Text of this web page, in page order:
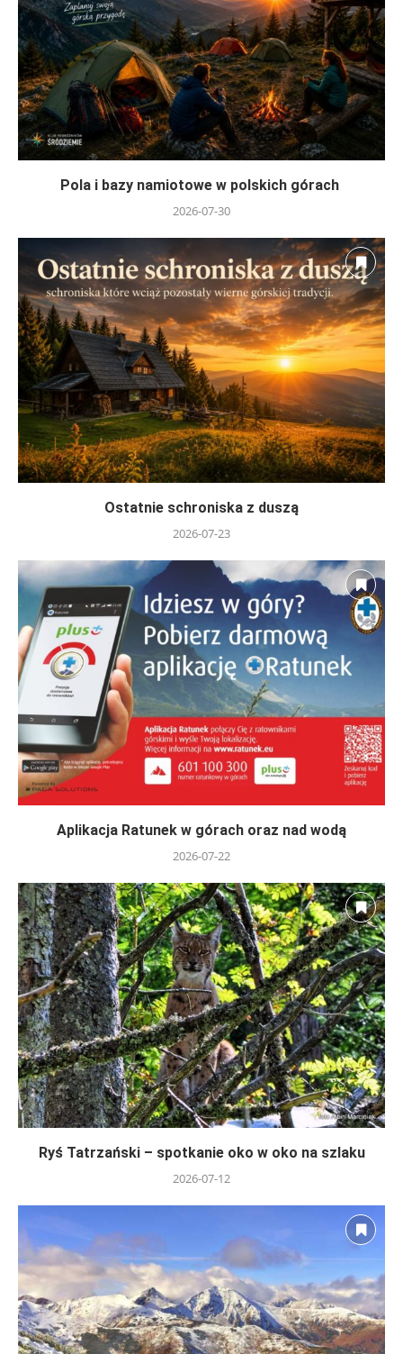
Pola i bazy namiotowe w polskich górach
2026-07-30
Ostatnie schroniska z duszą
2026-07-23
Aplikacja Ratunek w górach oraz nad wodą
2026-07-22
Ryś Tatrzański – spotkanie oko w oko na szlaku
2026-07-12